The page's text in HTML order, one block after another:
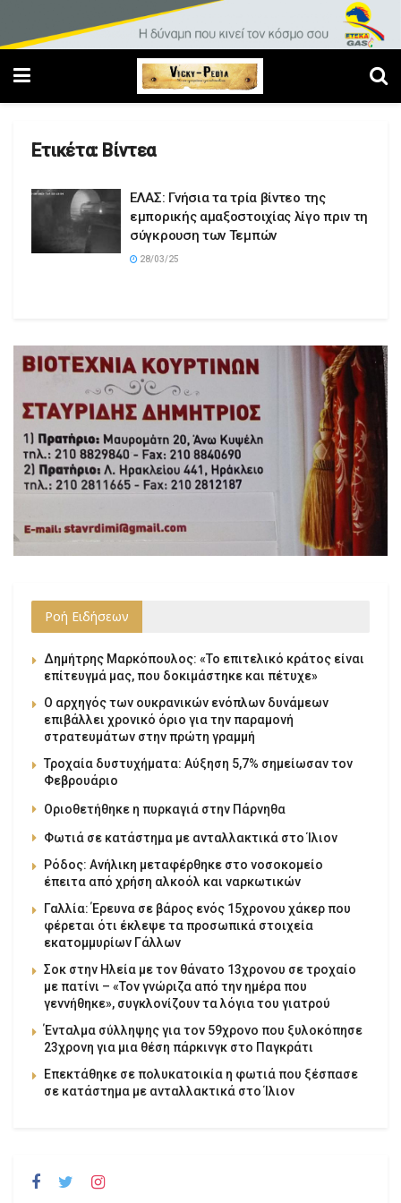
Ετικέτα: Βίντεα
ΕΛΑΣ: Γνήσια τα τρία βίντεο της
εμπορικής αμαξοστοιχίας λίγο πριν τη
σύγκρουση των Τεμπών
28/03/25
Ροή Ειδήσεων
Δημήτρης Μαρκόπουλος: «Το επιτελικό κράτος είναι
επίτευγμά μας, που δοκιμάστηκε και πέτυχε»
Ο αρχηγός των ουκρανικών ενόπλων δυνάμεων
επιβάλλει χρονικό όριο για την παραμονή
στρατευμάτων στην πρώτη γραμμή
Τροχαία δυστυχήματα: Αύξηση 5,7% σημείωσαν τον
Φεβρουάριο
Οριοθετήθηκε η πυρκαγιά στην Πάρνηθα
Φωτιά σε κατάστημα με ανταλλακτικά στο Ίλιον
Ρόδος: Ανήλικη μεταφέρθηκε στο νοσοκομείο
έπειτα από χρήση αλκοόλ και ναρκωτικών
Γαλλία: Έρευνα σε βάρος ενός 15χρονου χάκερ που
φέρεται ότι έκλεψε τα προσωπικά στοιχεία
εκατομμυρίων Γάλλων
Σοκ στην Ηλεία με τον θάνατο 13χρονου σε τροχαίο
με πατίνι – «Τον γνώριζα από την ημέρα που
γεννήθηκε», συγκλονίζουν τα λόγια του γιατρού
Ένταλμα σύλληψης για τον 59χρονο που ξυλοκόπησε
23χρονη για μια θέση πάρκινγκ στο Παγκράτι
Επεκτάθηκε σε πολυκατοικία η φωτιά που ξέσπασε
σε κατάστημα με ανταλλακτικά στο Ίλιον